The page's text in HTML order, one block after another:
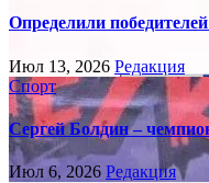
Определили
Июл 13, 2026 Редакция
Спорт
Сергей Болдин –
Июл 6, 2026 Редакция